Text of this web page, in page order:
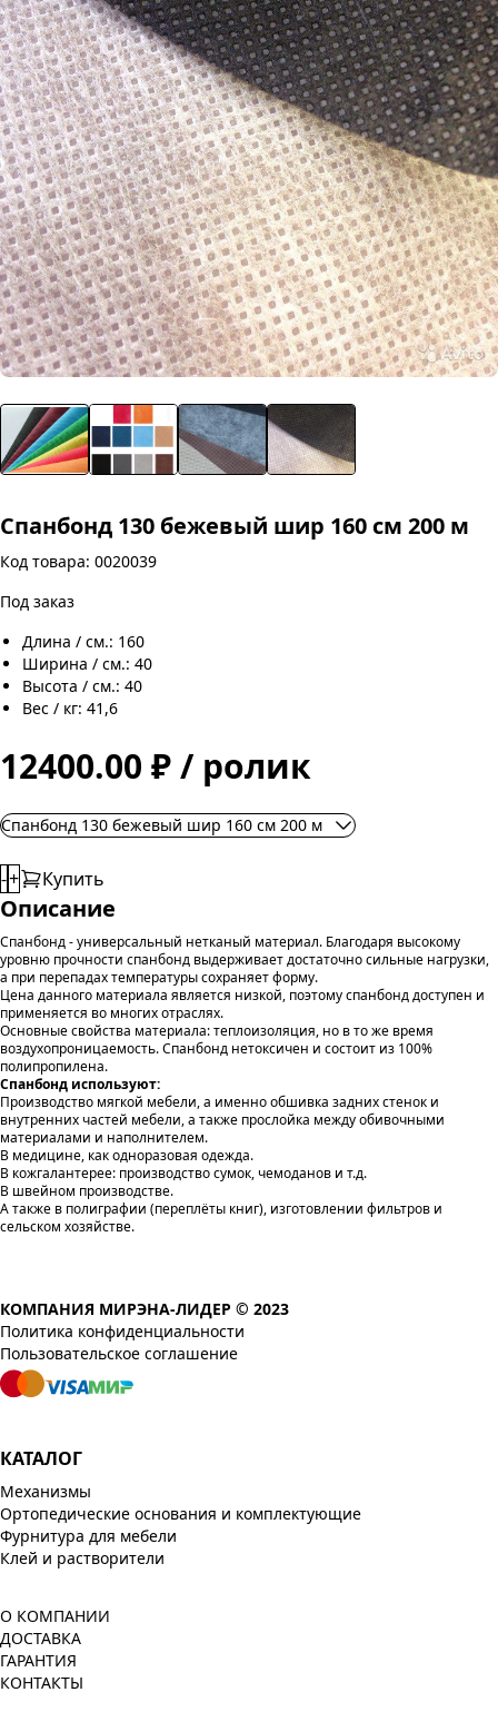
Спанбонд 130 бежевый шир 160 см 200 м
Код товара: 0020039
Под заказ
Длина / см.: 160
Ширина / см.: 40
Высота / см.: 40
Вес / кг: 41,6
12400.00 ₽ / ролик
Спанбонд 130 бежевый шир 160 см 200 м
-+ Купить
Описание
Спанбонд - универсальный нетканый материал. Благодаря высокому
уровню прочности спанбонд выдерживает достаточно сильные нагрузки,
а при перепадах температуры сохраняет форму.
Цена данного материала является низкой, поэтому спанбонд доступен и
применяется во многих отраслях.
Основные свойства материала: теплоизоляция, но в то же время
воздухопроницаемость. Спанбонд нетоксичен и состоит из 100%
полипропилена.
Спанбонд используют:
Производство мягкой мебели, а именно обшивка задних стенок и
внутренних частей мебели, а также прослойка между обивочными
материалами и наполнителем.
В медицине, как одноразовая одежда.
В кожгалантерее: производство сумок, чемоданов и т.д.
В швейном производстве.
А также в полиграфии (переплёты книг), изготовлении фильтров и
сельском хозяйстве.
КОМПАНИЯ МИРЭНА-ЛИДЕР © 2023
Политика конфиденциальности
Пользовательское соглашение
КАТАЛОГ
Механизмы
Ортопедические основания и комплектующие
Фурнитура для мебели
Клей и растворители
О КОМПАНИИ
ДОСТАВКА
ГАРАНТИЯ
КОНТАКТЫ